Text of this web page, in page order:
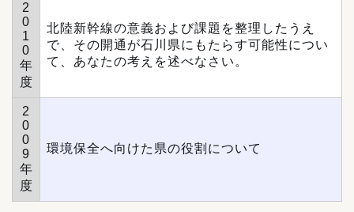
2
0
1
0
年
度
北陸新幹線の意義および課題を整理したうえ
で、その開通が石川県にもたらす可能性につい
て、あなたの考えを述べなさい。
2
0
0
9
年
度
環境保全へ向けた県の役割について